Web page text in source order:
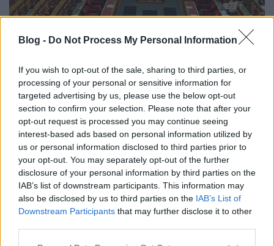
Blog - Do Not Process My Personal Information
If you wish to opt-out of the sale, sharing to third parties, or
processing of your personal or sensitive information for
targeted advertising by us, please use the below opt-out
section to confirm your selection. Please note that after your
opt-out request is processed you may continue seeing
interest-based ads based on personal information utilized by
us or personal information disclosed to third parties prior to
your opt-out. You may separately opt-out of the further
disclosure of your personal information by third parties on the
IAB’s list of downstream participants. This information may
also be disclosed by us to third parties on the IAB’s List of
Downstream Participants that may further disclose it to other
Ugyancsak komoly tétel aképvisellő
alkalmazottainakfizetése. A kisebbekközött jut
eszembea mobiltelefonálás támogatása, az ingyen
tömegközlekedés és a parlament legendásan olcsó
büféje. A választási kincstári kártyához már a
képviselő-jelöltség is elég. Természetesen nemcsak a
rendszeres kifizetések vannak, de alkalmiak is.
Kapnak mobil- telefont, laptopot...
Mindnek maga felé hajlik a keze.